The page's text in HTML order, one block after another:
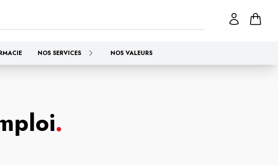
NOS SERVICES NOS VALEURS
.